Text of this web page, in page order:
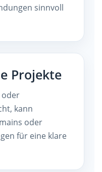
sinnvoll
Projekte
oder
kann
oder
für eine klare